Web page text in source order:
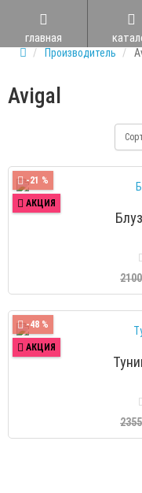
главная
Производитель
Avigal
-21 %
АКЦИЯ
-48 %
АКЦИЯ